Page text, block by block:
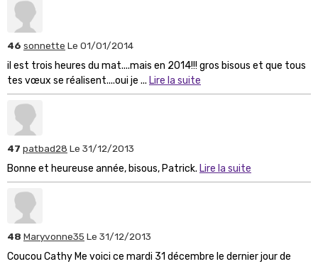
46 sonnette Le 01/01/2014
il est trois heures du mat....mais en 2014!!! gros bisous et que tous
tes vœux se réalisent....oui je ... Lire la suite
47 patbad28 Le 31/12/2013
Bonne et heureuse année, bisous, Patrick. Lire la suite
48 Maryvonne35 Le 31/12/2013
Coucou Cathy Me voici ce mardi 31 décembre le dernier jour de